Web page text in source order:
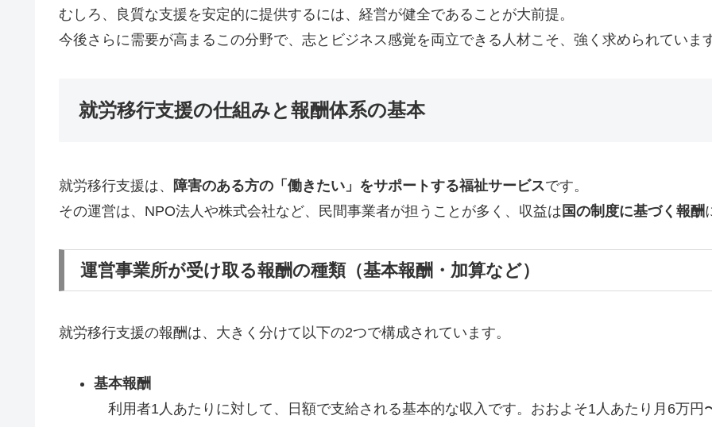
むしろ、良質な支援を安定的に提供するには、経営が健全であることが大前提。
今後さらに需要が高まるこの分野で、志とビジネス感覚を両立できる人材こそ、強く求められていま
就労移行支援の仕組みと報酬体系の基本
就労移行支援は、 障害のある方の「働きたい」をサポートする福祉サービスです。
その運営は、NPO法人や株式会社など、民間事業者が担うことが多く、収益は 国の制度に基づく報酬
運営事業所が受け取る報酬の種類（基本報酬・加算など）
就労移行支援の報酬は、大きく分けて以下の2つで構成されています。
基本報酬
利用者1人あたりに対して、日額で支給される基本的な収入です。おおよそ1人あたり月6万円